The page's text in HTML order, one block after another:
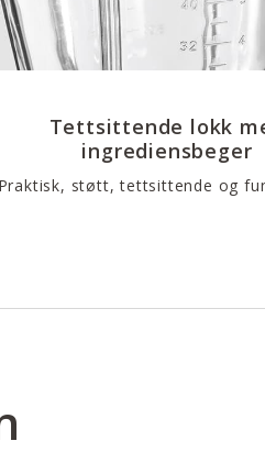
Tettsittende lokk
ingrediensbeger
Praktisk, støtt, tettsittende og